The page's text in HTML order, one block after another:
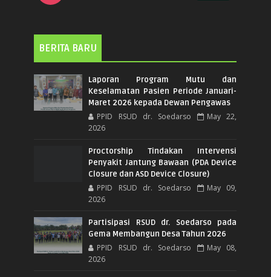
BERITA BARU
Laporan Program Mutu dan
Keselamatan Pasien Periode Januari-
Maret 2026 kepada Dewan Pengawas
PPID RSUD dr. Soedarso
May 22,
2026
Proctorship Tindakan Intervensi
Penyakit Jantung Bawaan (PDA Device
Closure dan ASD Device Closure)
PPID RSUD dr. Soedarso
May 09,
2026
Partisipasi RSUD dr. Soedarso pada
Gema Membangun Desa Tahun 2026
PPID RSUD dr. Soedarso
May 08,
2026